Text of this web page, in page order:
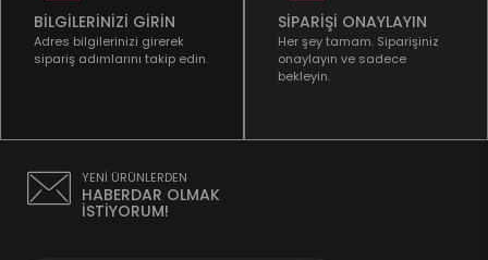
BİLGİLERİNİZİ GİRİN
Adres bilgilerinizi girerek
sipariş adımlarını takip edin.
SİPARİŞİ ONAYLAYIN
Her şey tamam. Siparişiniz
onaylayın ve sadece
bekleyin.
YENİ ÜRÜNLERDEN
HABERDAR OLMAK
İSTİYORUM!